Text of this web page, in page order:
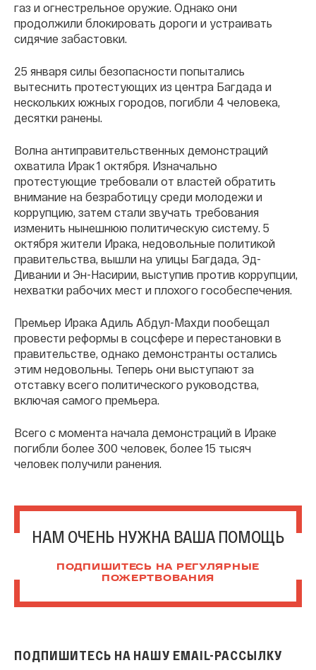
газ и огнестрельное оружие. Однако они
продолжили блокировать дороги и устраивать
сидячие забастовки.
25 января силы безопасности попытались
вытеснить протестующих из центра Багдада и
нескольких южных городов, погибли 4 человека,
десятки ранены.
Волна антиправительственных демонстраций
охватила Ирак 1 октября. Изначально
протестующие требовали от властей обратить
внимание на безработицу среди молодежи и
коррупцию, затем стали звучать требования
изменить нынешнюю политическую систему. 5
октября жители Ирака, недовольные политикой
правительства, вышли на улицы Багдада, Эд-
Дивании и Эн-Насирии, выступив против коррупции,
нехватки рабочих мест и плохого гособеспечения.
Премьер Ирака Адиль Абдул-Махди пообещал
провести реформы в соцсфере и перестановки в
правительстве, однако демонстранты остались
этим недовольны. Теперь они выступают за
отставку всего политического руководства,
включая самого премьера.
Всего с момента начала демонстраций в Ираке
погибли более 300 человек, более 15 тысяч
человек получили ранения.
НАМ ОЧЕНЬ НУЖНА ВАША ПОМОЩЬ
ПОДПИШИТЕСЬ НА РЕГУЛЯРНЫЕ
ПОЖЕРТВОВАНИЯ
ПОДПИШИТЕСЬ НА НАШУ EMAIL-РАССЫЛКУ